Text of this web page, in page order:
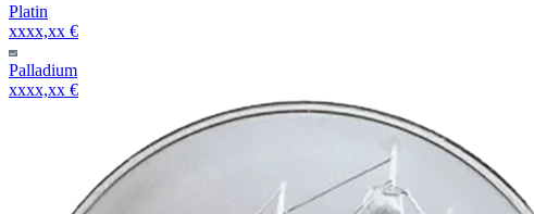
Platin
xxxx,xx €
Palladium
xxxx,xx €